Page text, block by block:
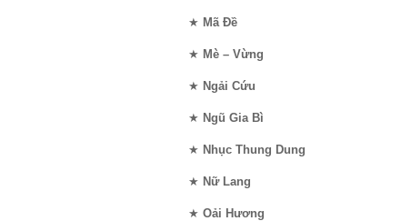
★ Mã Đề
★ Mè – Vừng
★ Ngải Cứu
★ Ngũ Gia Bì
★ Nhục Thung Dung
★ Nữ Lang
★ Oải Hương